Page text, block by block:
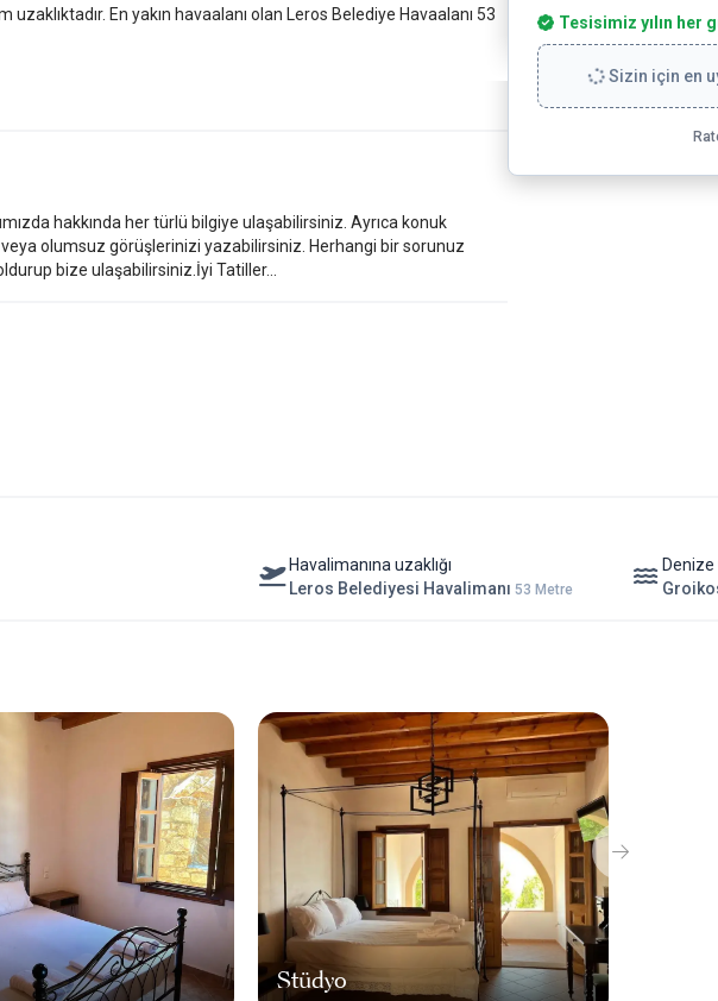
En yakın havaalanı olan Leros Belediye Havaalanı 53
hakkında her türlü bilgiye ulaşabilirsiniz. Ayrıca konuk
veya olumsuz görüşlerinizi yazabilirsiniz. Herhangi bir sorunuz
bize ulaşabilirsiniz.İyi Tatiller...
Tesisimiz yılın her
Sizin için en
Havalimanına uzaklığı
Leros Belediyesi Havalimanı 53 Metre
Denize
Stüdyo